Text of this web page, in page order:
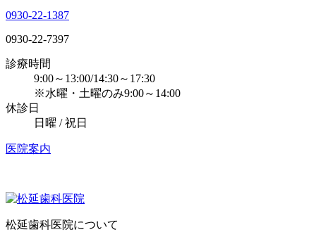
0930-22-1387
0930-22-7397
診療時間
9:00～13:00/14:30～17:30
※水曜・土曜のみ9:00～14:00
休診日
日曜 / 祝日
医院案内
松延歯科医院について